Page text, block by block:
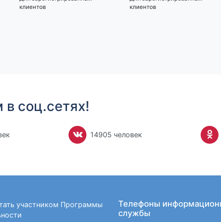
клиентов
клиентов
в соц.сетях!
14905 человек
участником Программы
Телефоны
службы